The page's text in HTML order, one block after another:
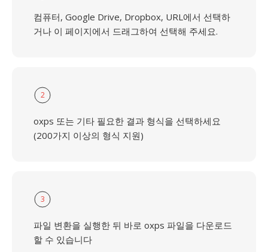
컴퓨터, Google Drive, Dropbox, URL에서 선택하
거나 이 페이지에서 드래그하여 선택해 주세요.
2
oxps 또는 기타 필요한 결과 형식을 선택하세요
(200가지 이상의 형식 지원)
3
파일 변환을 실행한 뒤 바로 oxps 파일을 다운로드
할 수 있습니다